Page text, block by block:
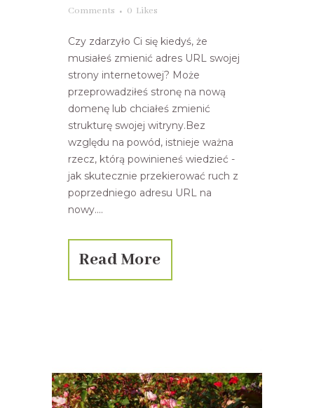
Comments
0 Likes
Czy zdarzyło Ci się kiedyś, że
musiałeś zmienić adres URL swojej
strony internetowej? Może
przeprowadziłeś stronę na nową
domenę lub chciałeś zmienić
strukturę swojej witryny.Bez
względu na powód, istnieje ważna
rzecz, którą powinieneś wiedzieć -
jak skutecznie przekierować ruch z
poprzedniego adresu URL na
nowy....
Read More